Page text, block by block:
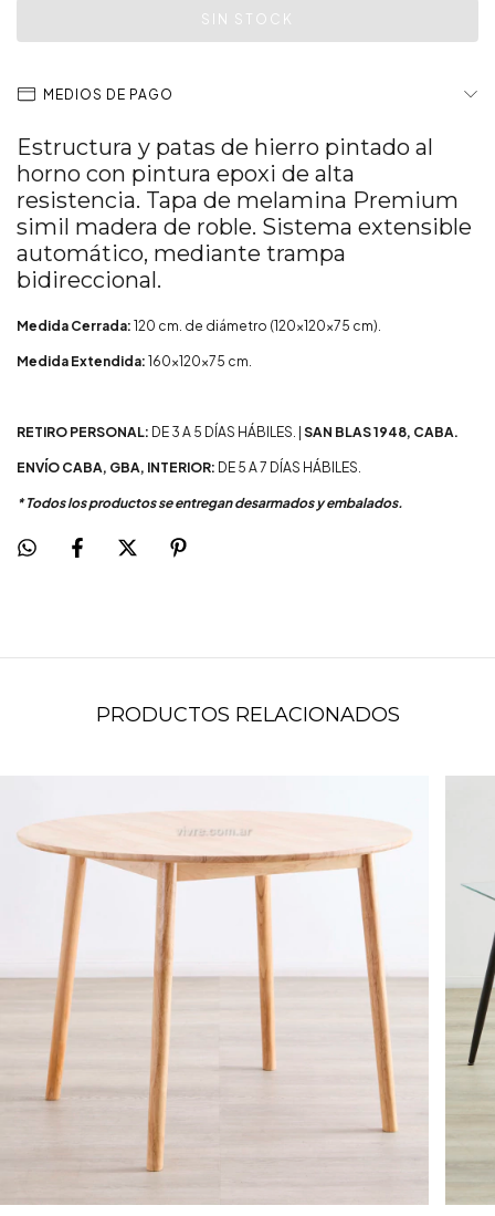
MEDIOS DE PAGO
Estructura y patas de hierro pintado al
horno con pintura epoxi de alta
resistencia. Tapa de melamina Premium
simil madera de roble. Sistema extensible
automático, mediante trampa
bidireccional.
Medida Cerrada: 120 cm. de diámetro (120x120x75 cm).
Medida Extendida: 160x120x75 cm.
RETIRO PERSONAL: DE 3 A 5 DÍAS HÁBILES. | SAN BLAS 1948, CABA.
ENVÍO CABA, GBA, INTERIOR: DE 5 A 7 DÍAS HÁBILES.
* Todos los productos se entregan desarmados y embalados.
PRODUCTOS RELACIONADOS